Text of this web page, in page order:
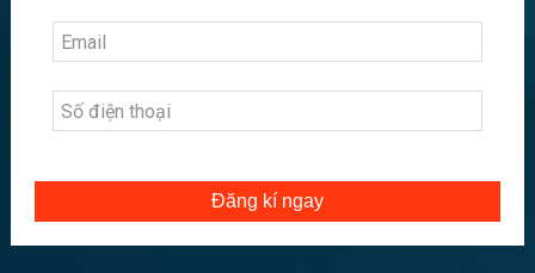
Đăng kí ngay